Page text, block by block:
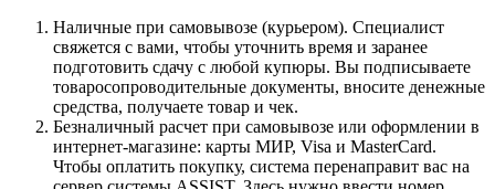
Наличные при самовывозе (курьером). Специалист
свяжется с вами, чтобы уточнить время и заранее
подготовить сдачу с любой купюры. Вы подписываете
товаросопроводительные документы, вносите денежные
средства, получаете товар и чек.
Безналичный расчет при самовывозе или оформлении в
интернет-магазине: карты МИР, Visa и MasterCard.
Чтобы оплатить покупку, система перенаправит вас на